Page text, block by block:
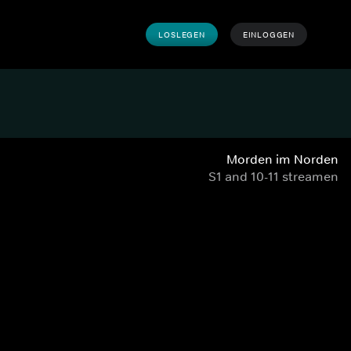
LOSLEGEN EINLOGGEN
Morden im Norden
S1 and 10-11 streamen